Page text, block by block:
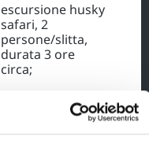
escursione husky
safari, 2
persone/slitta,
durata 3 ore
circa;